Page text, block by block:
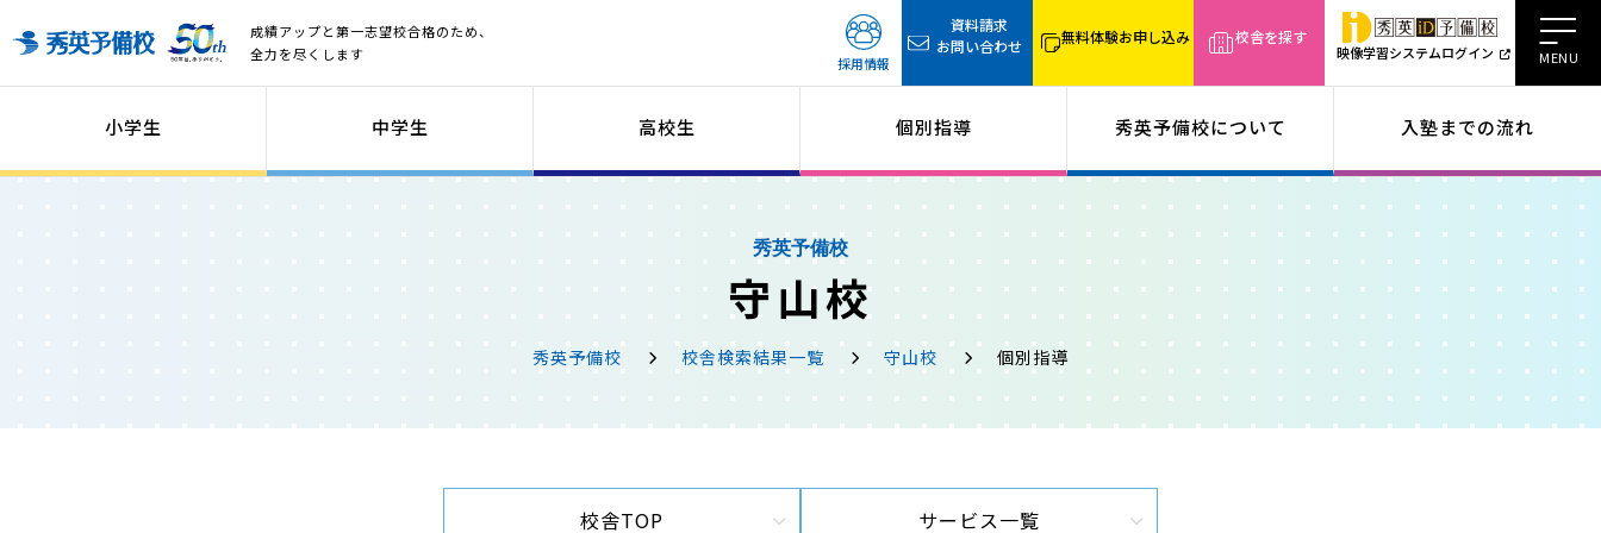
成績アップと第一志望校合格のため、
全力を尽くします
採用情報
資料請求
お問い合わせ
無料体験お申し込み 校舎を探す
映像学習システムログイン
小学生 中学生 高校生 個別指導 秀英予備校について 入塾までの流れ
秀英予備校
守山校
秀英予備校 校舎検索結果一覧 守山校 個別指導
校舎TOP サービス一覧